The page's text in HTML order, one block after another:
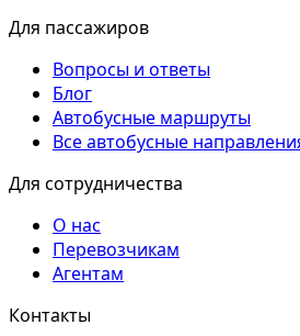
Для пассажиров
Вопросы и ответы
Блог
Автобусные маршруты
Все автобусные
Для сотрудничества
О нас
Перевозчикам
Агентам
Контакты